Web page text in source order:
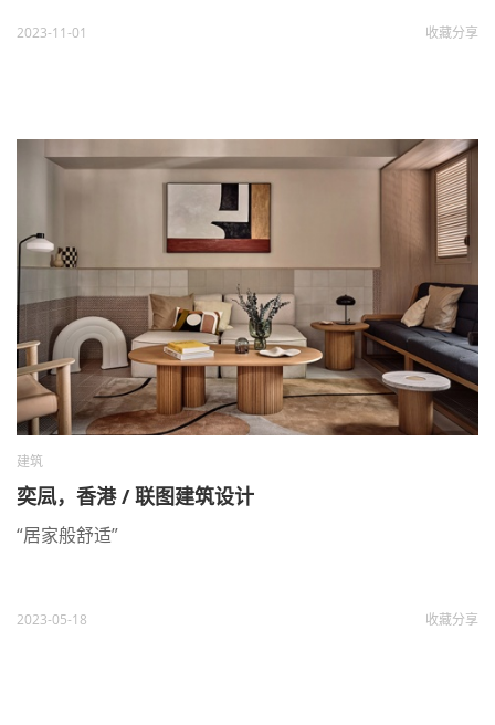
2023-11-01 收藏分享
建筑
奕凨，香港 / 联图建筑设计
“居家般舒适”
2023-05-18 收藏分享